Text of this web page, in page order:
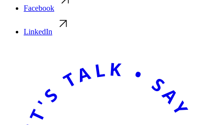
Facebook
LinkedIn